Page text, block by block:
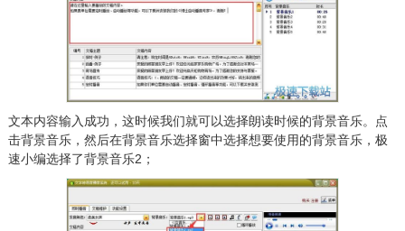
文本内容输入成功，这时候我们就可以选择朗读时候的背景音乐。点
击背景音乐，然后在背景音乐选择窗中选择想要使用的背景音乐，极
速小编选择了背景音乐2；